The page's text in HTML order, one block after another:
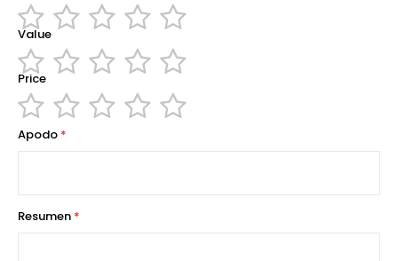
1
star
2
stars
3
stars
4
stars
5
stars
Value
1
star
2
stars
3
stars
4
stars
5
stars
Price
12
3
4
5
Apodo
Resumen